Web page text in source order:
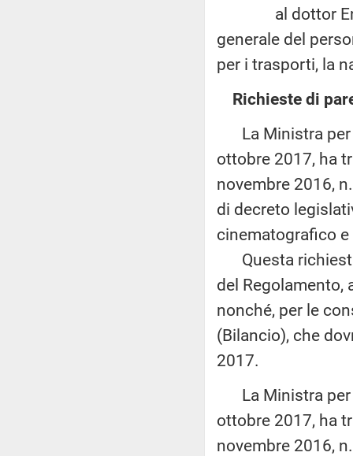
al dottor
generale del
per i trasporti, la
Richieste di
La Ministra per
ottobre 2017, ha
novembre 2016,
di decreto
cinematografico
Questa
del Regolamento,
nonché, per le
(Bilancio), che
2017.
La Ministra per
ottobre 2017, ha
novembre 2016,